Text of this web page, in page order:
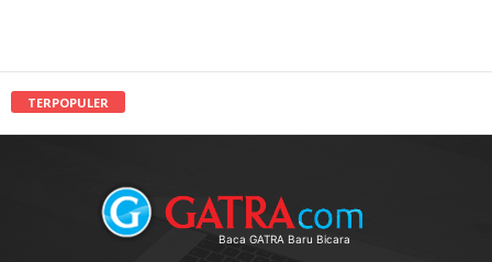
TERPOPULER
Baca GATRA Baru Bicara